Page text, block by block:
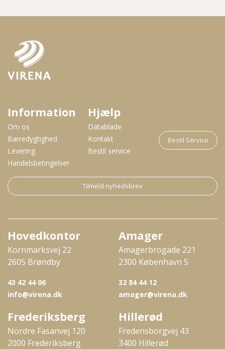
Information
Om os
Bæredygtighed
Levering
Handelsbetingelser
Hjælp
Datablade
Kontakt
Bestil service
Bestil Service
Tilmeld nyhedsbrev
Hovedkontor
Kornmarksvej 22
2605 Brøndby
43 42 44 06
info@virena.dk
Amager
Amagerbrogade 221
2300 København S
32 84 44 12
amager@virena.dk
Frederiksberg
Nordre Fasanvej 120
2000 Frederiksberg
Hillerød
Fredensborgvej 43
3400 Hillerød